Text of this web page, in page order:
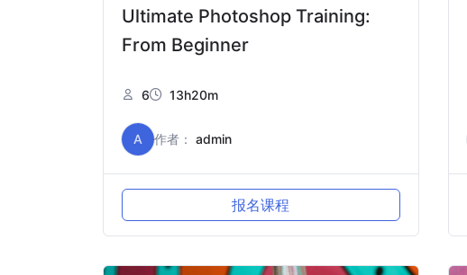
Ultimate Photoshop Training:
From Beginner
6 13h20m
A 作者： admin
报名课程